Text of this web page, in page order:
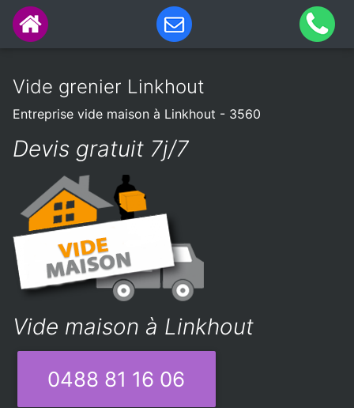
Vide grenier Linkhout
Entreprise vide maison à Linkhout - 3560
Devis gratuit 7j/7
Vide maison à Linkhout
0488 81 16 06